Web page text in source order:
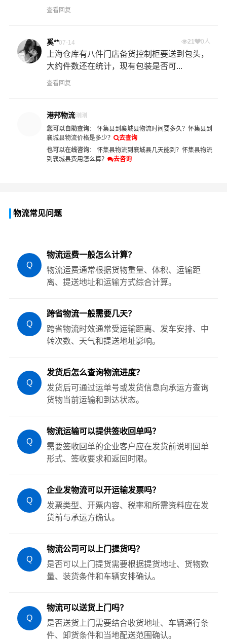
查看回复
奚**07-14 21 0人
上海仓库有八件门店备货控制柜要送到包头，
大约件数还在统计，现有包装是否可...
查看回复
港邦物流刚刚
您可以自助查询： 怀集县到襄城县物流时间要多久？ 怀集县到
襄城县物流价格是多少？
去查询
也可以在线咨询： 怀集县物流到襄城县几天能到？ 怀集县物流
到襄城县费用怎么算？
去咨询
物流常见问题
Q
物流运费一般怎么计算？
物流运费通常根据货物重量、体积、运输距
离、提送地址和运输方式综合计算。
Q
跨省物流一般需要几天？
跨省物流时效通常受运输距离、发车安排、中
转次数、天气和提送地址影响。
Q
发货后怎么查询物流进度？
发货后可通过运单号或发货信息向承运方查询
货物当前运输和到达状态。
Q
物流运输可以提供签收回单吗？
需要签收回单的企业客户应在发货前说明回单
形式、签收要求和返回时限。
Q
企业发物流可以开运输发票吗？
发票类型、开票内容、税率和所需资料应在发
货前与承运方确认。
Q
物流公司可以上门提货吗？
是否可以上门提货需要根据提货地址、货物数
量、装货条件和车辆安排确认。
Q
物流可以送货上门吗？
是否送货上门需要结合收货地址、车辆通行条
件、卸货条件和当地配送范围确认。